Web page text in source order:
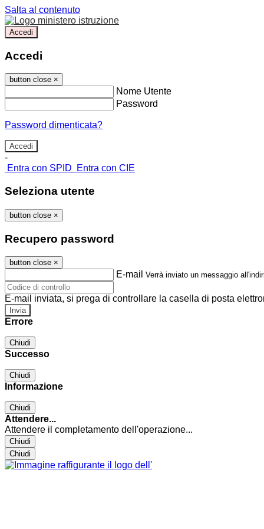
Salta al contenuto
Accedi
Accedi
button close ×
Nome Utente
Password
Password dimenticata?
-
Entra con SPID
Entra con CIE
Seleziona utente
button close ×
Recupero password
button close ×
E-mail Verrà inviato un messaggio
E-mail inviata, si prega di controllare la casella di posta
Errore
Chiudi
Successo
Chiudi
Informazione
Chiudi
Attendere...
Attendere il completamento dell'operazione...
Chiudi
Chiudi